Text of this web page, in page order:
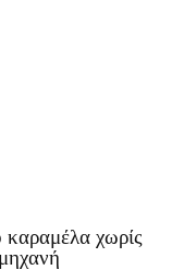
χωρίς